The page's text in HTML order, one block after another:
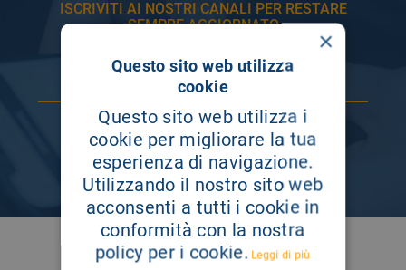
ISCRIVITI AI NOSTRI CANALI PER RESTARE
SEMPRE AGGIORNATO
SEGUICI SU
×
Questo sito web utilizza
cookie
Questo sito web utilizza i
cookie per migliorare la tua
esperienza di navigazione.
Utilizzando il nostro sito web
acconsenti a tutti i cookie in
conformità con la nostra
policy per i cookie. Leggi di più